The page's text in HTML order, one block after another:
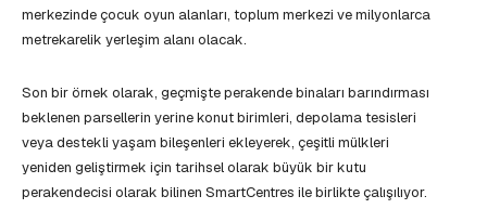
merkezinde çocuk oyun alanları, toplum merkezi ve milyonlarca
metrekarelik yerleşim alanı olacak.
Son bir örnek olarak, geçmişte perakende binaları barındırması
beklenen parsellerin yerine konut birimleri, depolama tesisleri
veya destekli yaşam bileşenleri ekleyerek, çeşitli mülkleri
yeniden geliştirmek için tarihsel olarak büyük bir kutu
perakendecisi olarak bilinen SmartCentres ile birlikte çalışılıyor.